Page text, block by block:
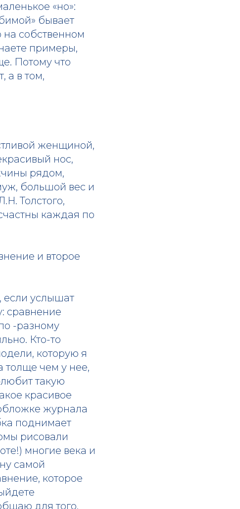
«но»:
бывает
на собственном
примеры,
Потому что
а в том,
женщиной,
нос,
рядом,
большой вес и
Толстого,
каждая по
и второе
если услышат
сравнение
-разному
Кто-то
которую я
толще чем у нее,
такую
красивое
журнала
поднимает
рисовали
многие века и
самой
которое
для того,